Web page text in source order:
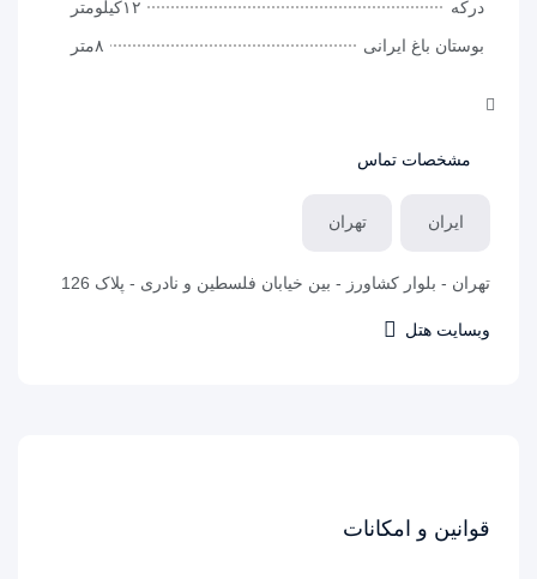
درکه
۱۲کیلومتر
بوستان باغ ایرانی
۸متر
مشخصات تماس
ایران تهران
تهران - بلوار کشاورز - بین خیابان فلسطین و نادری - پلاک 126
وبسایت هتل
قوانین و امکانات